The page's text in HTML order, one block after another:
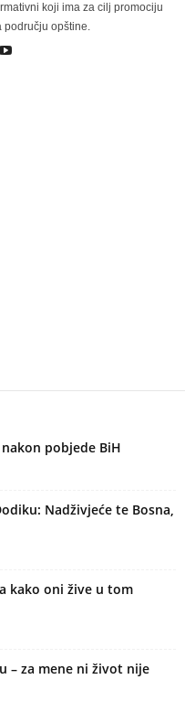
koji ima za cilj promociju
području opštine.
pobjede BiH
Nadživjeće te Bosna,
kako oni žive u tom
– za mene ni život nije